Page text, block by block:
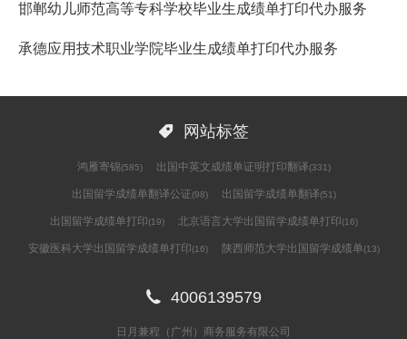
邯郸幼儿师范高等专科学校毕业生成绩单打印代办服务
承德应用技术职业学院毕业生成绩单打印代办服务
 网站标签
鸿雁寄锦(585) 出国中英文成绩单证明打印翻译(331)
出国留学成绩单翻译公证(98) 出国留学成绩单翻译(51)
出国留学成绩单打印(19) 北京语言大学出国留学成绩单打印(16)
安徽医科大学出国留学成绩单打印(16) 陕西师范大学出国留学成绩单(13)
 4006139579
日月兼程（广州）商务服务有限公司